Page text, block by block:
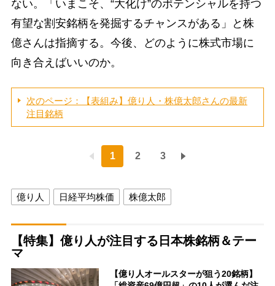
ない。「いまこそ、“大化け”のポテンシャルを持つ
有望な割安銘柄を発掘するチャンスがある」と株
億さんは指摘する。今後、どのように株式市場に
向き合えばいいのか。
次のページ：【表組み】億り人・株億太郎さんの最新
注目銘柄
1 2 3
億り人 日経平均株価 株億太郎
【特集】億り人が注目する日本株銘柄＆テー
マ
【億り人オールスターが狙う20銘柄】